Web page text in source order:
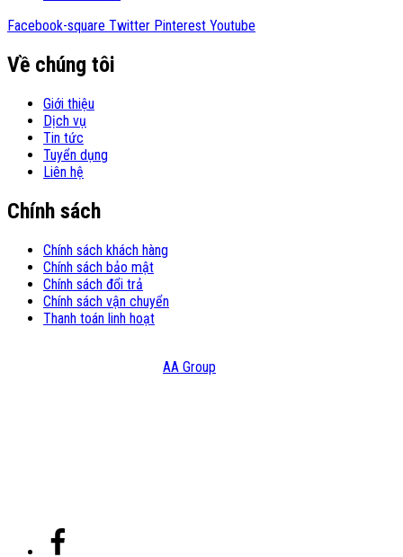
Facebook-square Twitter Pinterest Youtube
Về chúng tôi
Giới thiệu
Dịch vụ
Tin tức
Tuyển dụng
Liên hệ
Chính sách
Chính sách khách hàng
Chính sách bảo mật
Chính sách đổi trả
Chính sách vận chuyển
Thanh toán linh hoạt
AA Group